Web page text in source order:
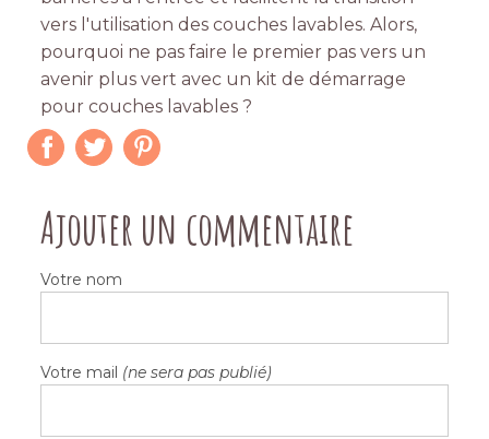
vers l'utilisation des couches lavables. Alors,
pourquoi ne pas faire le premier pas vers un
avenir plus vert avec un kit de démarrage
pour couches lavables ?
Ajouter un commentaire
Votre nom
Votre mail (ne sera pas publié)